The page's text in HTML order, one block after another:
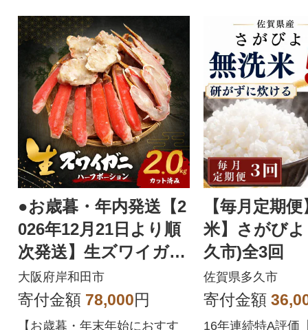
●お歳暮・年内発送【2
026年12月21日より順
次発送】生ズワイガニ
2kg(カット済み)
大阪府岸和田市
寄付金額 78,000円
【お歳暮・年末年始におすす
【毎月定期
米】さがび
久市)全3回
佐賀県多久市
寄付金額
16年連続特A評価